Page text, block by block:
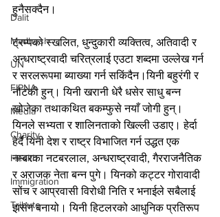
Dalit
Madhesh
UN
FIPNA
Media
Charity
Health
Immigration
Tribute
हुनैसक्दैन।
ट्रम्पको स्खलित, धुन्दुकारी व्यक्तित्व, अतिवादी र
अन्धराष्ट्रवादी चरित्रलाई एउटा शब्दमा उल्लेख गर्न
र सरलरूपमा ब्याख्या गर्न सकिंदैन।यिनी बहुरंगी र
नौटंकी हुन्। यिनी खरानी धेरै धसेर साधु बन्न
खोजेका तथाकथित बकम्फुसे नयाँ जोगी हुन्।
यिनले सभ्यता र शालिनताको खिल्ली उडाए। हेर्दा
हेर्दै यिनी देश र राष्ट्र विभाजित गर्न उद्धत एक
नम्बरका नटबरलाल, अन्धराष्ट्रवादी, गैरराजनैतिक
र अराजक नेता बन्न पुगे। यिनको कट्टर गोरावादी
सोंच र आप्रवासी विरोधी निति र भनाईले सबैलाई
झसंग बनायो। यिनी हिटलरको आधुनिक प्रतिरूप